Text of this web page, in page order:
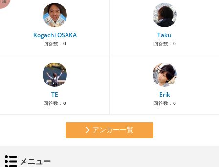
Kogachi OSAKA
回答数： 0
Taku
回答数： 0
TE
回答数： 0
Erik
回答数： 0
アンカー一覧
メニュー